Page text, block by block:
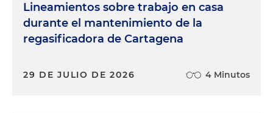
Lineamientos sobre trabajo en casa
durante el mantenimiento de la
regasificadora de Cartagena
29 DE JULIO DE 2026 4 Minutos